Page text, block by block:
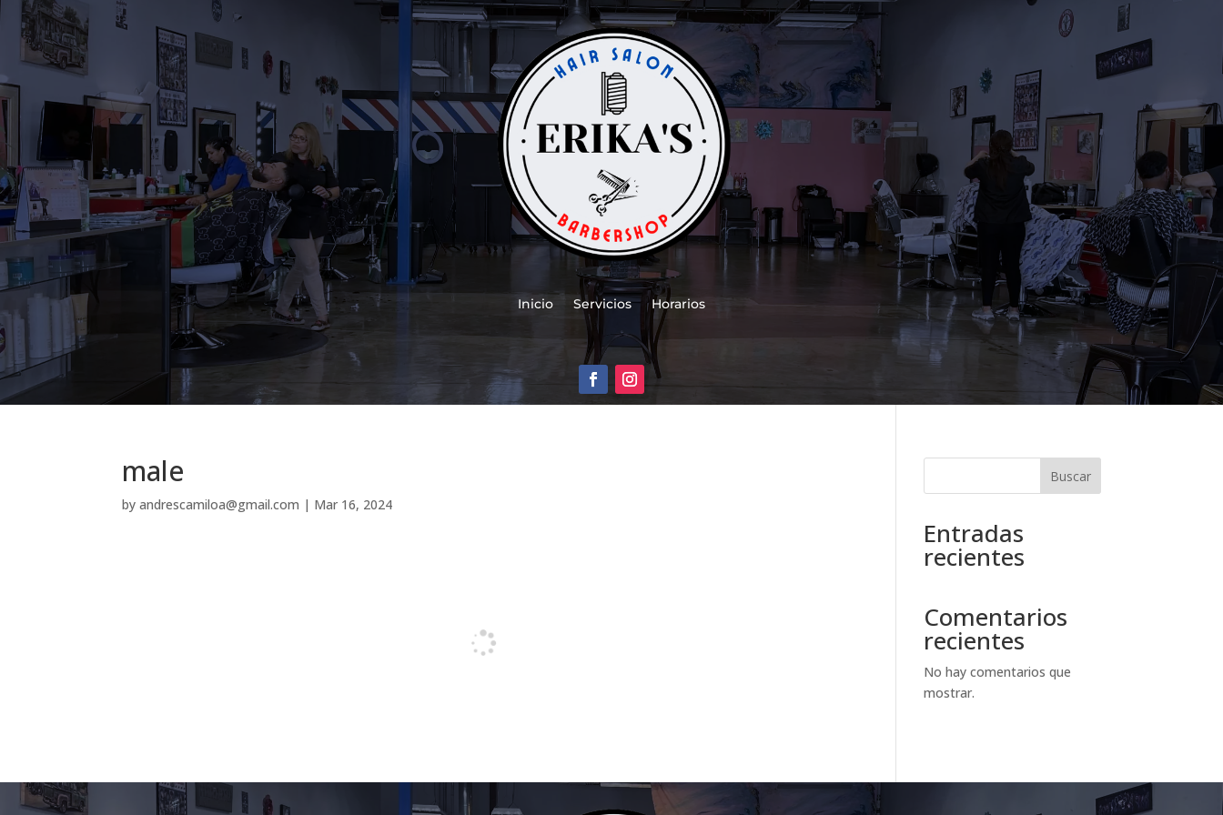
Inicio Servicios Horarios
male
byandrescamiloa@gmail.com | Mar 16, 2024
Buscar
Entradas
recientes
Comentarios
recientes
No hay comentarios que
mostrar.